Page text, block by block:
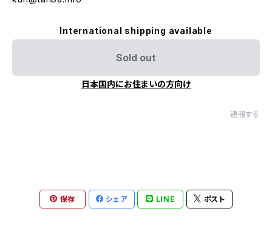
International shipping available
Sold out
日本国内にお住まいの方向け
通報する
保存 シェア LINE ポスト